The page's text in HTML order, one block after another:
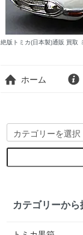
絶版トミカ(日本製)通販 買取
ホーム
カテゴリーから